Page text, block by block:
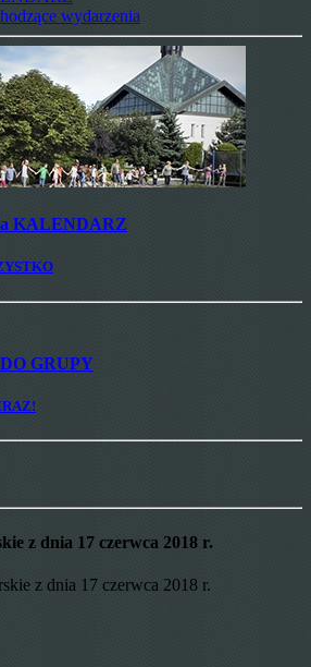
wydarzenia
KALENDARZ
DO GRUPY
z dnia 17 czerwca 2018 r.